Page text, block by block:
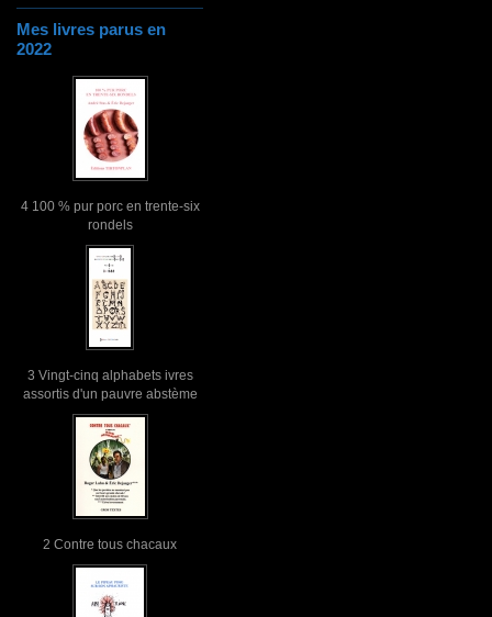
Mes livres parus en
2022
4 100 % pur porc en trente-six
rondels
3 Vingt-cinq alphabets ivres
assortis d'un pauvre abstème
2 Contre tous chacaux